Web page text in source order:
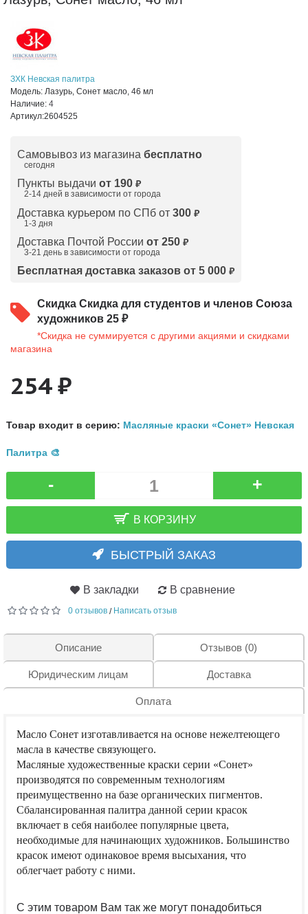
ЗХК Невская палитра
Модель: Лазурь, Сонет масло, 46 мл
Наличие: 4
Артикул:2604525
Самовывоз из магазина бесплатно
сегодня
Пункты выдачи от 190 ₽
2-14 дней в зависимости от города
Доставка курьером по СПб от 300 ₽
1-3 дня
Доставка Почтой России от 250 ₽
3-21 день в зависимости от города
Бесплатная доставка заказов от 5 000 ₽
Скидка Скидка для студентов и членов Союза
художников 25 ₽
*Скидка не суммируется с другими акциями и скидками
магазина
254 ₽
Товар входит в серию: Масляные краски «Сонет» Невская
Палитра 🎨
- +
В КОРЗИНУ
БЫСТРЫЙ ЗАКАЗ
В закладки В сравнение
0 отзывов / Написать отзыв
Описание Отзывов (0)
Юридическим лицам Доставка
Оплата
Масло Сонет изготавливается на основе нежелтеющего
масла в качестве связующего.
Масляные художественные краски серии «Сонет»
производятся по современным технологиям
преимущественно на базе органических пигментов.
Сбалансированная палитра данной серии красок
включает в себя наиболее популярные цвета,
необходимые для начинающих художников. Большинство
красок имеют одинаковое время высыхания, что
облегчает работу с ними.
С этим товаром Вам так же могут понадобиться